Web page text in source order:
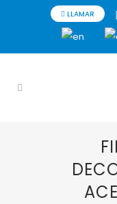
LLAMAR